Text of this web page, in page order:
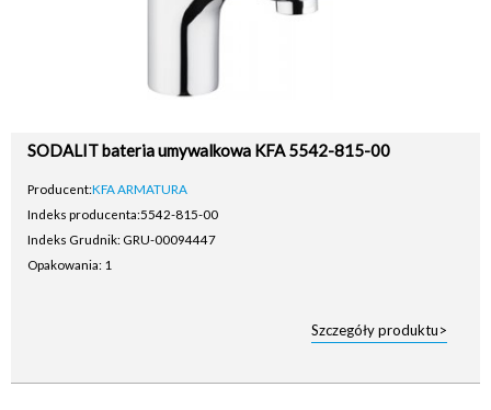
SODALIT bateria umywalkowa KFA 5542-815-00
Producent:KFA ARMATURA
Indeks producenta:5542-815-00
Indeks Grudnik: GRU-00094447
Opakowania: 1
Szczegóły produktu>